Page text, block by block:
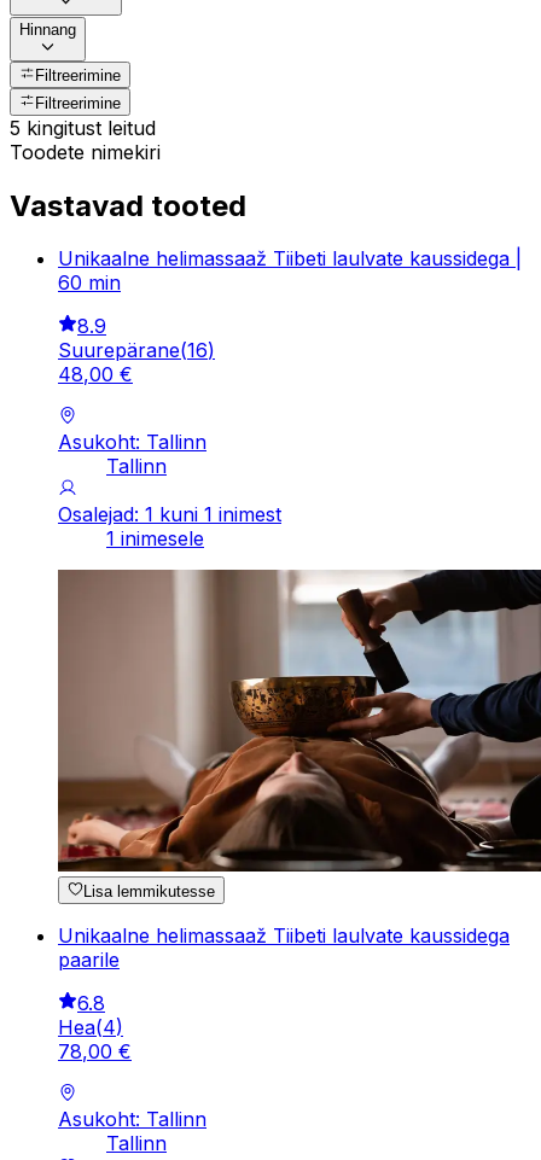
Hinnang
Filtreerimine
Filtreerimine
5 kingitust leitud
Toodete nimekiri
Vastavad tooted
Unikaalne helimassaaž Tiibeti laulvate kaussidega |
60 min
8.9
Suurepärane(16)
48,00 €
Asukoht: Tallinn
Tallinn
Osalejad: 1 kuni 1 inimest
1 inimesele
Lisa lemmikutesse
Unikaalne helimassaaž Tiibeti laulvate kaussidega
paarile
6.8
Hea(4)
78,00 €
Asukoht: Tallinn
Tallinn